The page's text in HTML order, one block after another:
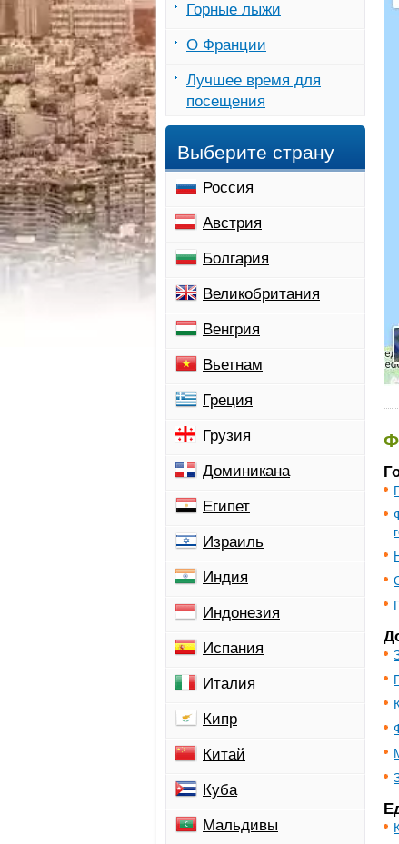
Горные лыжи
О Франции
Лучшее время для
посещения
Выберите страну
Россия
Австрия
Болгария
Великобритания
Венгрия
Вьетнам
Греция
Грузия
Доминикана
Египет
Израиль
Индия
Индонезия
Испания
Италия
Кипр
Китай
Куба
Мальдивы